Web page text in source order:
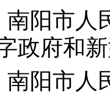
南阳市人
政府和
南阳市人